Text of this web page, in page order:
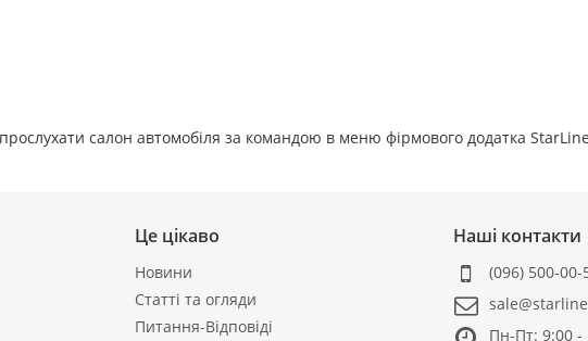
салон автомобіля за командою в меню фірмового додатка
Це цікаво
Новини
Статті та огляди
Питання-Відповіді
Наші контакти
(096) 500-00-
Пн-Пт: 9:00 -